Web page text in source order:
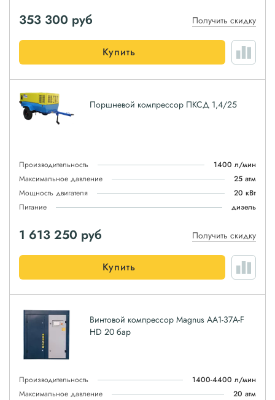
353 300 руб Получить скидку
Купить
Поршневой компрессор ПКСД 1,4/25
Производительность
1400 л/мин
Максимальное давление
25 атм
Мощность двигателя
20 кВт
Питание
дизель
1 613 250 руб Получить скидку
Купить
Винтовой компрессор Magnus АА1-37A-F
HD 20 бар
Производительность
1400-4400 л/мин
Максимальное давление
20 атм